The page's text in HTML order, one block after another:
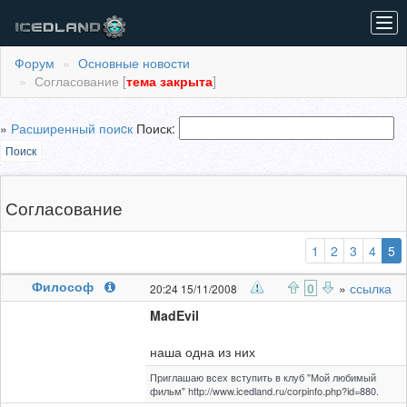
Форум
Основные новости
Согласование [тема закрыта]
» Расширенный поиcк Поиск:
Поиск
Согласование
1 2 3 4 5
Философ
20:24 15/11/2008 0 » ссылка
MadEvil
наша одна из них
Приглашаю всех вступить в клуб "Мой любимый
фильм" http://www.icedland.ru/corpinfo.php?id=880.